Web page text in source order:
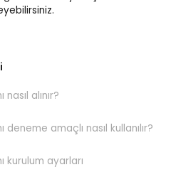
alınır?
deneme amaçlı nasıl kullanılır?
kurulum ayarları